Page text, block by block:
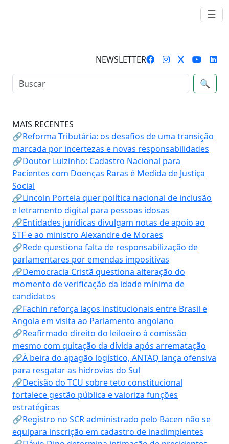
☰
NEWSLETTER
🔍
MAIS RECENTES
🔗Reforma Tributária: os desafios de uma transição
marcada por incertezas e novas responsabilidades
🔗Doutor Luizinho: Cadastro Nacional para
Pacientes com Doenças Raras é Medida de Justiça
Social
🔗Lincoln Portela quer política nacional de inclusão
e letramento digital para pessoas idosas
🔗Entidades jurídicas divulgam notas de apoio ao
STF e ao ministro Alexandre de Moraes
🔗Rede questiona falta de responsabilização de
parlamentares por emendas impositivas
🔗Democracia Cristã questiona alteração do
momento de verificação da idade mínima de
candidatos
🔗Fachin reforça laços institucionais entre Brasil e
Angola em visita ao Parlamento angolano
🔗Reafirmado direito do leiloeiro à comissão
mesmo com quitação da dívida após arrematação
🔗À beira do apagão logístico, ANTAQ lança ofensiva
para resgatar as hidrovias do Sul
🔗Decisão do TCU sobre teto constitucional
fortalece gestão pública e valoriza funções
estratégicas
🔗Registro no SCR administrado pelo Bacen não se
equipara inscrição em cadastro de inadimplentes